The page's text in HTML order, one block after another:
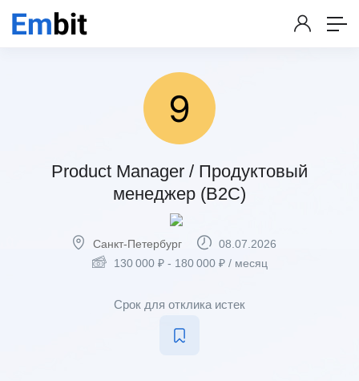
Product Manager / Продуктовый
менеджер (B2C)
Санкт-Петербург
08.07.2026
130 000 ₽- 180 000 ₽/ месяц
Срок для отклика истек